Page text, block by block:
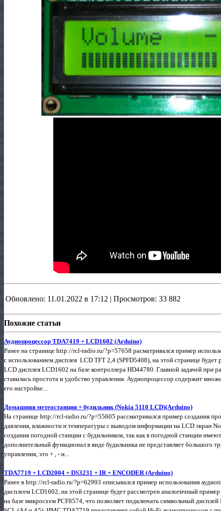
Обновлено: 11.01.2022 в 17:12 | Просмотров: 33 882
Похожие статьи
Аудиопроцессор TDA7419 + LCD1602 (Arduino)
Ранее на странице http://rcl-radio.ru/?p=57658 расматривался пример
с использованием дисплея LCD TFT 2,4 (SPFD5408), на этой странице будет
LCD дисплея LCD1602 на базе контроллера HD44780. Главной задачей при
ставилась простота и удобство управления. Аудиопроцессор содержит
его настройке...
Домашняя метеостанция + будильник (Nokia 5110 LCD)(Arduino)
На странице http://rcl-radio.ru/?p=55605 рассматривался пример создания
давления, влажности и температуры с выводом информации на LCD экран
создания погодной станции с будильником, так как в погодной станции
дополнительный функционал в виде будильника не представляет большого
управления, это + , - и...
TDA7719 + LCD2004 + DS3231 + IR + ENCODER (Arduino)
Ранее в http://rcl-radio.ru/?p=62993 описывался пример использования
дисплеем LCD1602, на этой странице будет рассмотрен аналогичный
на базе микросхем PCF8574, что позволяет подключать символьный